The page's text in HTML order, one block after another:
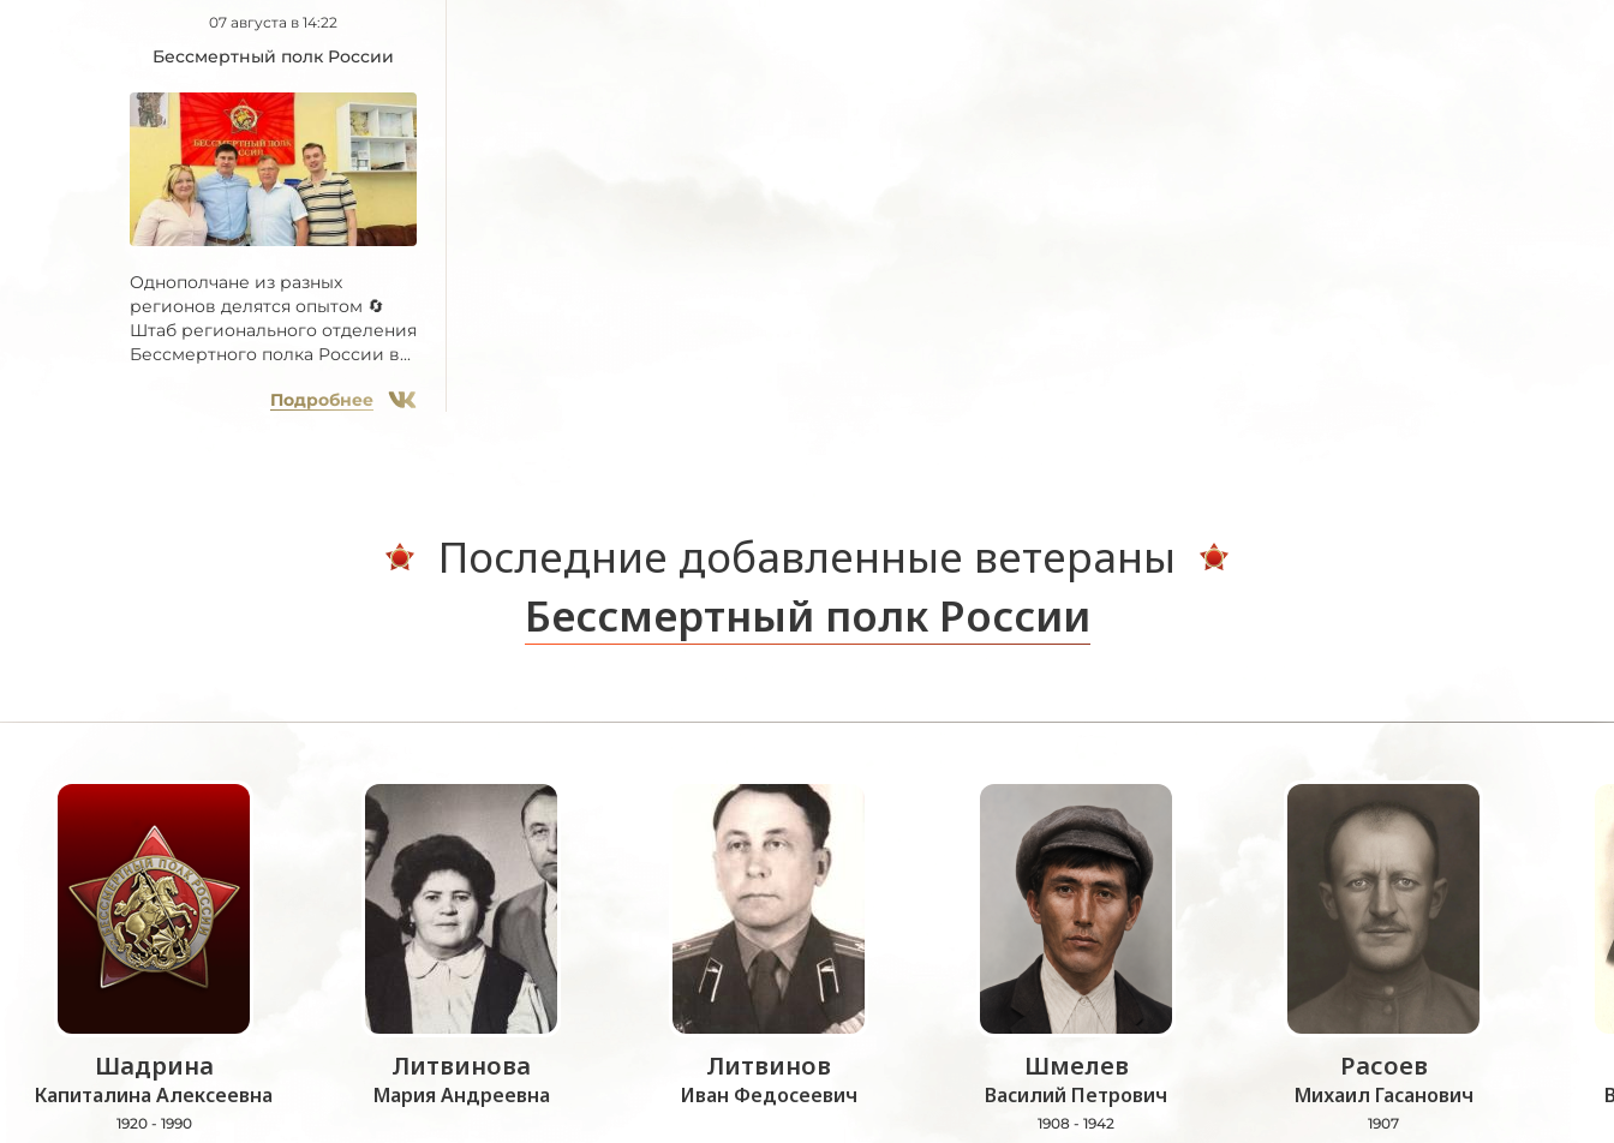
07 августа в 14:22
Бессмертный полк России
Однополчане из разных
регионов делятся опытом 🔄
Штаб регионального отделения
Бессмертного полка России в...
Подробнее
Последние добавленные ветераны
Бессмертный полк России
Шадрина
Капиталина Алексеевна
1920 - 1990
Литвинова
Мария Андреевна
Литвинов
Иван Федосеевич
Шмелев
Василий Петрович
1908 - 1942
Расоев
Михаил Гасанович
1907